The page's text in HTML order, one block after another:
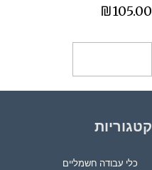
₪105.00
קטגוריות
כלי עבודה חשמליים